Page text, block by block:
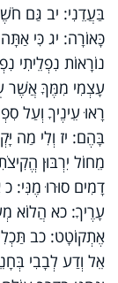
בַּעֲדֵנִי: יב גַּם
כָּאוֹרָה: יג כִּי
נוֹרָאוֹת נִפְלֵיתִי
עָצְמִי מִמֶּךָּ אֲשֶׁר
רָאוּ עֵינֶיךָ וְעַל
בָּהֶם: יז וְלִי מַה
מֵחוֹל יִרְבּוּן
דָמִים סוּרוּ מֶנִּי:
עָרֶיךָ: כא הֲלוֹא
אֶתְקוֹטָט: כב
אֵל וְדַע לְבָבִי